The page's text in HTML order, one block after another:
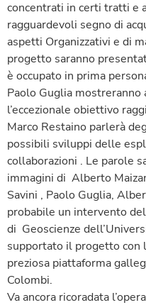
concentrati in certi tratti e
ragguardevoli segno di
aspetti Organizzativi e di
progetto saranno
è occupato in prima
Paolo Guglia
l’eccezionale obiettivo
Marco Restaino parlerà
possibili sviluppi delle
collaborazioni . Le parole
immagini di Alberto
Savini , Paolo Guglia,
probabile un intervento
di Geoscienze
supportato il progetto con
preziosa piattaforma
Colombi.
Va ancora ricoradata